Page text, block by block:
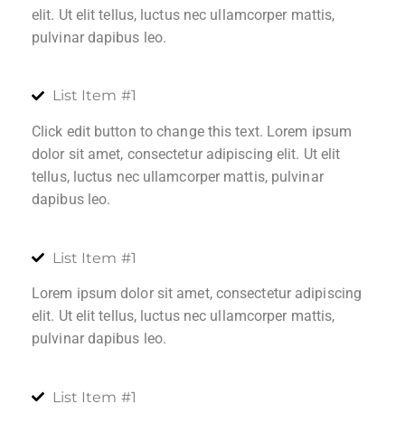
elit. Ut elit tellus, luctus nec ullamcorper mattis,
pulvinar dapibus leo.
List Item #1
Click edit button to change this text. Lorem ipsum
dolor sit amet, consectetur adipiscing elit. Ut elit
tellus, luctus nec ullamcorper mattis, pulvinar
dapibus leo.
List Item #1
Lorem ipsum dolor sit amet, consectetur adipiscing
elit. Ut elit tellus, luctus nec ullamcorper mattis,
pulvinar dapibus leo.
List Item #1